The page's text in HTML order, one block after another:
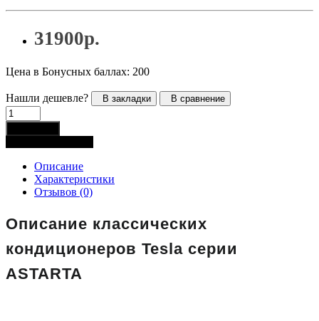
31900р.
Цена в Бонусных баллах: 200
Нашли дешевле? В закладки В сравнение
Описание
Характеристики
Отзывов (0)
Описание классических
кондиционеров Tesla серии
ASTARTA